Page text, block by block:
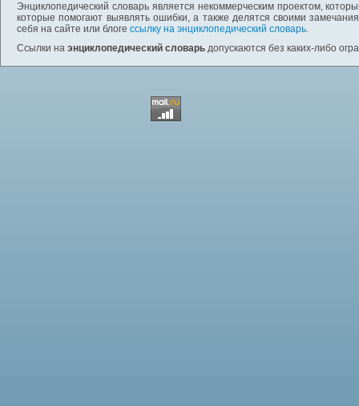
Энциклопедический словарь является некоммерческим проектом,
которые помогают выявлять ошибки, а также делятся своими
себя на сайте или блоге ссылку на энциклопедический словарь.
Ссылки на энциклопедический словарь допускаются без каких-либо